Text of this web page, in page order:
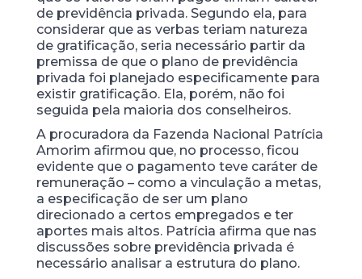
de previdência privada. Segundo ela, para
considerar que as verbas teriam natureza
de gratificação, seria necessário partir da
premissa de que o plano de previdência
privada foi planejado especificamente para
existir gratificação. Ela, porém, não foi
seguida pela maioria dos conselheiros.
A procuradora da Fazenda Nacional Patrícia
Amorim afirmou que, no processo, ficou
evidente que o pagamento teve caráter de
remuneração – como a vinculação a metas,
a especificação de ser um plano
direcionado a certos empregados e ter
aportes mais altos. Patrícia afirma que nas
discussões sobre previdência privada é
necessário analisar a estrutura do plano.